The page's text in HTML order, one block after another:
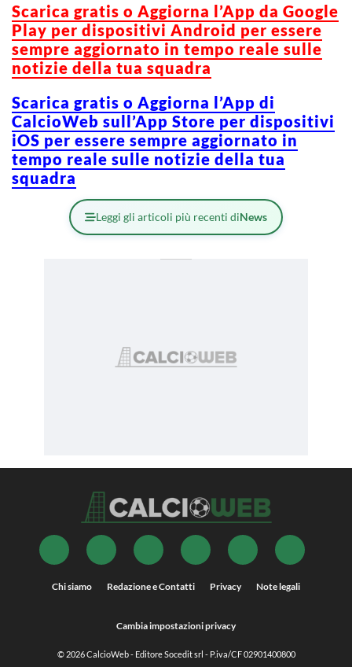
Scarica gratis o Aggiorna l’App da Google
Play per dispositivi Android per essere
sempre aggiornato in tempo reale sulle
notizie della tua squadra
Scarica gratis o Aggiorna l’App di
CalcioWeb sull’App Store per dispositivi
iOS per essere sempre aggiornato in
tempo reale sulle notizie della tua
squadra
Leggi gli articoli più recenti diNews
Chi siamo Redazione e Contatti Privacy Note legali
Cambia impostazioni privacy
© 2026CalcioWeb- Editore Socedit srl - P.iva/CF 02901400800